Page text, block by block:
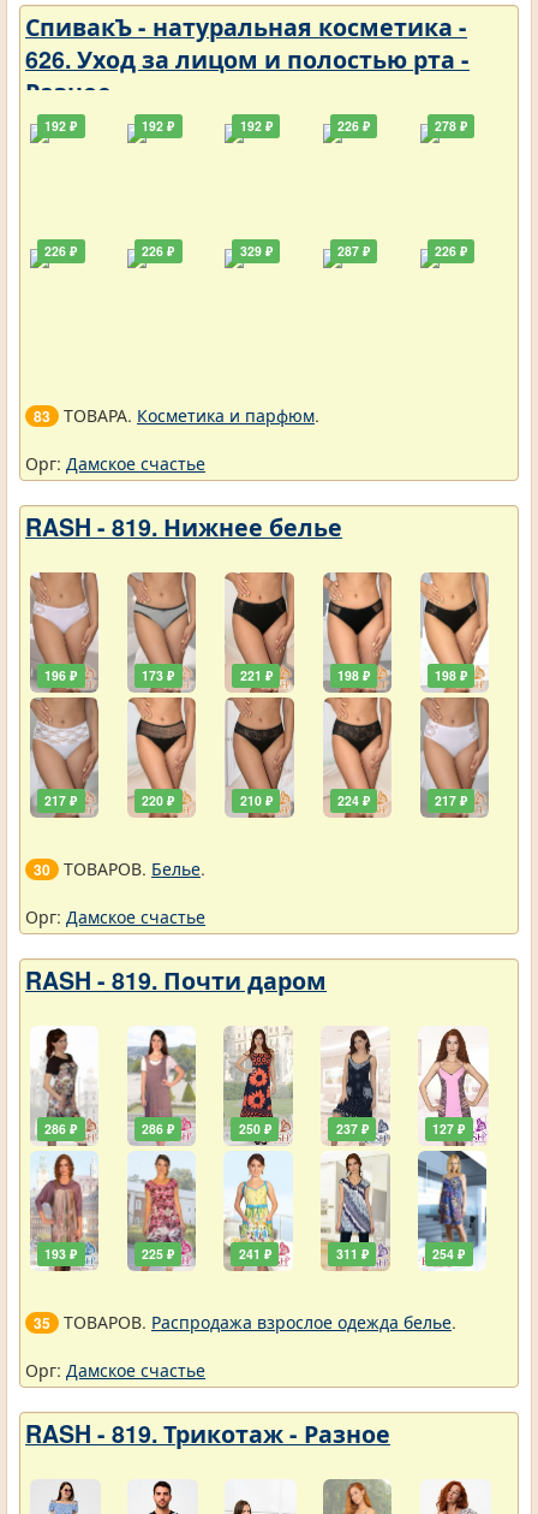
СпивакЪ - натуральная косметика -
626. Уход за лицом и полостью рта -
Разное
192 ₽
226 ₽
192 ₽
226 ₽
192 ₽
329 ₽
226 ₽
287 ₽
278 ₽
226 ₽
83 ТОВАРА. Косметика и парфюм.
Орг: Дамское счастье
RASH - 819. Нижнее белье
196 ₽
217 ₽
173 ₽
220 ₽
221 ₽
210 ₽
198 ₽
224 ₽
198 ₽
217 ₽
30 ТОВАРОВ. Белье.
Орг: Дамское счастье
RASH - 819. Почти даром
286 ₽
193 ₽
286 ₽
225 ₽
250 ₽
241 ₽
237 ₽
311 ₽
127 ₽
254 ₽
35 ТОВАРОВ. Распродажа взрослое одежда белье.
Орг: Дамское счастье
RASH - 819. Трикотаж - Разное